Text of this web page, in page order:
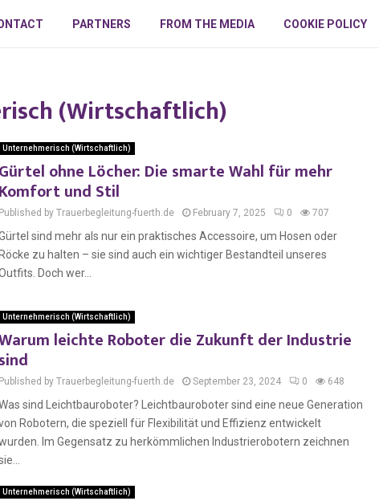
PARTNERS FROM THE MEDIA COOKIE POLICY
(Wirtschaftlich)
Unternehmerisch (Wirtschaftlich)
Gürtel ohne Löcher: Die smarte Wahl für mehr
Komfort und Stil
Published by Trauerbegleitung-fuerth.de February 7, 2025 0 707
sind mehr als nur ein praktisches Accessoire, um Hosen oder
Röcke zu halten – sie sind auch ein wichtiger Bestandteil unseres
Doch wer...
Unternehmerisch (Wirtschaftlich)
leichte Roboter die Zukunft der Industrie
sind
Published by Trauerbegleitung-fuerth.de September 23, 2024 0 648
sind Leichtbauroboter? Leichtbauroboter sind eine neue Generation
Robotern, die speziell für Flexibilität und Effizienz entwickelt
Im Gegensatz zu herkömmlichen Industrierobotern zeichnen
Unternehmerisch (Wirtschaftlich)